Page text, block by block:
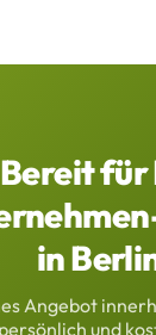
Bereit für
in
Angebot
persönlich und